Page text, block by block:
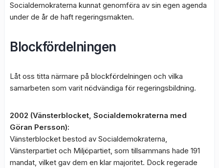
Socialdemokraterna kunnat genomföra av sin egen agenda
under de år de haft regeringsmakten.
Blockfördelningen
Låt oss titta närmare på blockfördelningen och vilka
samarbeten som varit nödvändiga för regeringsbildning.
2002 (Vänsterblocket, Socialdemokraterna med
Göran Persson):
Vänsterblocket bestod av Socialdemokraterna,
Vänsterpartiet och Miljöpartiet, som tillsammans hade 191
mandat, vilket gav dem en klar majoritet. Dock regerade